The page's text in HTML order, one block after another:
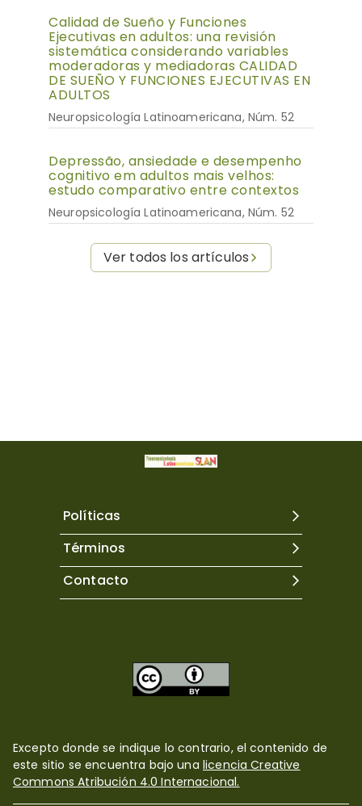
Calidad de Sueño y Funciones
Ejecutivas en adultos: una revisión
sistemática considerando variables
moderadoras y mediadoras CALIDAD
DE SUEÑO Y FUNCIONES EJECUTIVAS EN
ADULTOS
Neuropsicología Latinoamericana, Núm. 52
Depressão, ansiedade e desempenho
cognitivo em adultos mais velhos:
estudo comparativo entre contextos
Neuropsicología Latinoamericana, Núm. 52
Ver todos los artículos
Políticas
Términos
Contacto
Excepto donde se indique lo contrario, el contenido de
este sitio se encuentra bajo una licencia Creative
Commons Atribución 4.0 Internacional.